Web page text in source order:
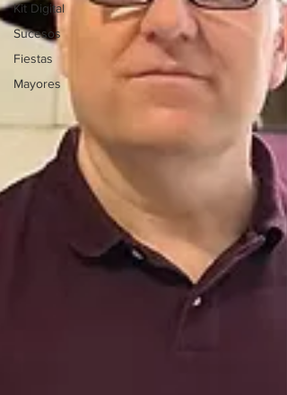
Kit Digital
Sucesos
Fiestas
Mayores